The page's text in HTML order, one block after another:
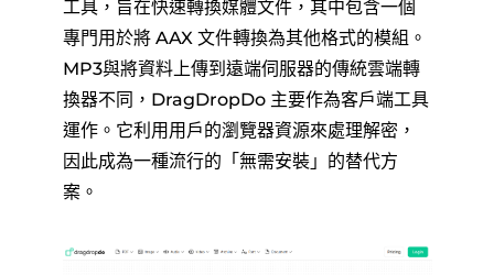
工具，旨在快速轉換媒體文件，其中包含一個
專門用於將 AAX 文件轉換為其他格式的模組。
MP3與將資料上傳到遠端伺服器的傳統雲端轉
換器不同，DragDropDo 主要作為客戶端工具
運作。它利用用戶的瀏覽器資源來處理解密，
因此成為一種流行的「無需安裝」的替代方
案。